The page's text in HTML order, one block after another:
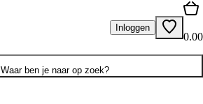
Inloggen
0.00
Waar ben je naar op zoek?